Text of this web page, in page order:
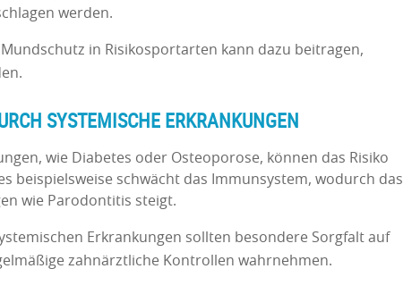
werden.
in Risikosportarten kann dazu beitragen,
SYSTEMISCHE ERKRANKUNGEN
wie Diabetes oder Osteoporose, können das Risiko
beispielsweise schwächt das Immunsystem, wodurch das
wie Parodontitis steigt.
Erkrankungen sollten besondere Sorgfalt auf
zahnärztliche Kontrollen wahrnehmen.